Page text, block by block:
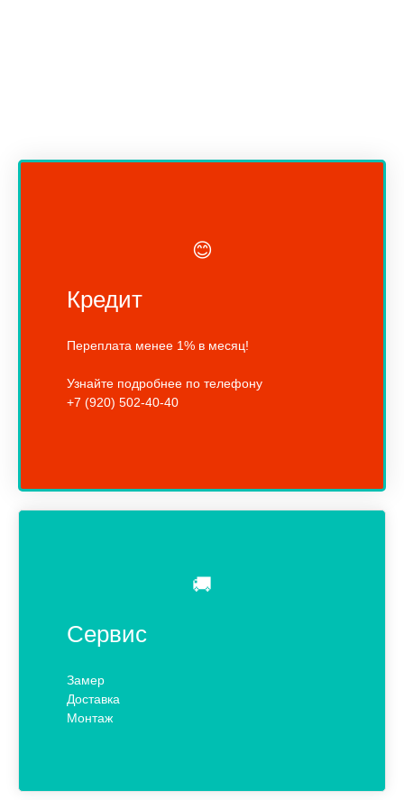
😊
Кредит
Переплата менее 1% в месяц!
Узнайте подробнее по телефону
+7 (920) 502-40-40
🚚
Сервис
Замер
Доставка
Монтаж